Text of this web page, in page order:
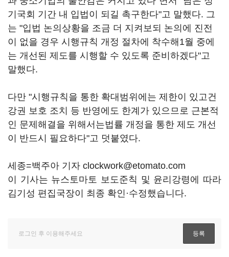
기국회 기간 내 입법이 되길 촉구한다"고 말했다. 그
는 "입법 논의상황을 조금 더 지켜보되 논의에 진전
이 없을 경우 시행규칙 개정 절차에 착수해1월 중에
는 개선된 제도를 시행할 수 있도록 준비하겠다"고
말했다.
다만 "시행규칙을 통한 확대범위에는 제한이 있고건
강권 보호 조치 등 반영에도 한계가 있으므로 근본적
인 문제해결을 위해서는법률 개정을 통한 제도 개선
이 반드시 필요하다"고 덧붙였다.
세종=백주아 기자 clockwork@etomato.com
이 기사는 뉴스토마토 보도준칙 및 윤리강령에 따라
김기성 편집국장이 최종 확인·수정했습니다.